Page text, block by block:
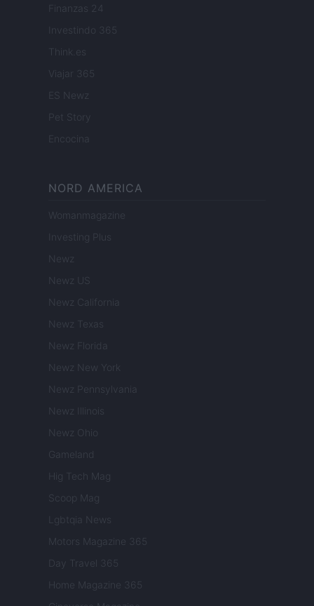
Finanzas 24
Investindo 365
Think.es
Viajar 365
ES Newz
Pet Story
Encocina
NORD AMERICA
Womanmagazine
Investing Plus
Newz
Newz US
Newz California
Newz Texas
Newz Florida
Newz New York
Newz Pennsylvania
Newz Illinois
Newz Ohio
Gameland
Hig Tech Mag
Scoop Mag
Lgbtqia News
Motors Magazine 365
Day Travel 365
Home Magazine 365